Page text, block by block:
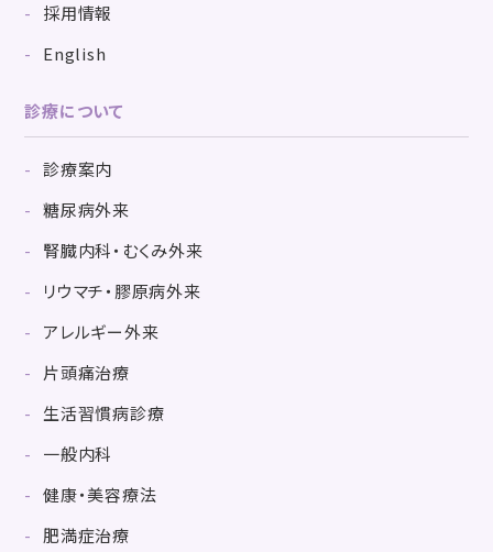
採用情報
English
診療について
診療案内
糖尿病外来
腎臓内科・むくみ外来
リウマチ・膠原病外来
アレルギー外来
片頭痛治療
生活習慣病診療
一般内科
健康・美容療法
肥満症治療